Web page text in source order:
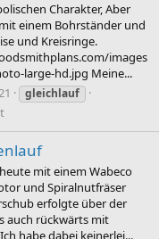
Charakter, Aber
einem Bohrständer und
und Kreisringe.
images
large-hd.jpg Meine...
gleichlauf
mit einem Wabeco
und Spiralnutfräser
erfolgte über der
auch rückwärts mit
habe dabei keinerlei...